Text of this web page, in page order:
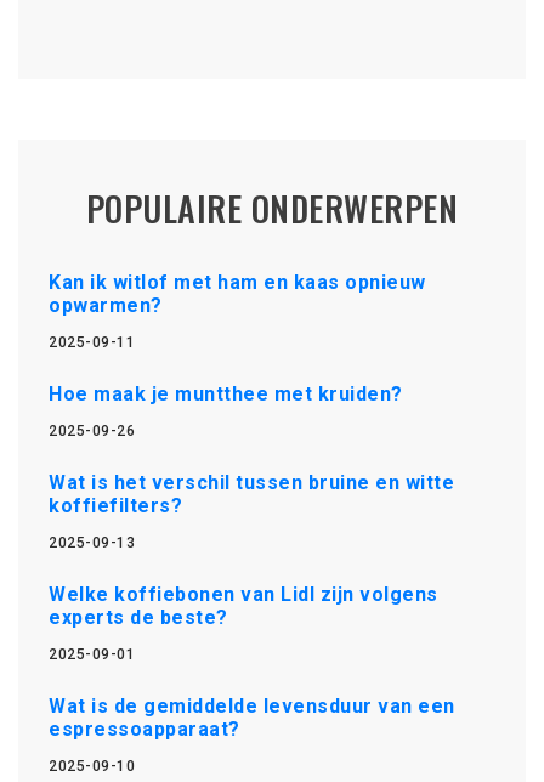
POPULAIRE ONDERWERPEN
Kan ik witlof met ham en kaas opnieuw
opwarmen?
2025-09-11
Hoe maak je muntthee met kruiden?
2025-09-26
Wat is het verschil tussen bruine en witte
koffiefilters?
2025-09-13
Welke koffiebonen van Lidl zijn volgens
experts de beste?
2025-09-01
Wat is de gemiddelde levensduur van een
espressoapparaat?
2025-09-10